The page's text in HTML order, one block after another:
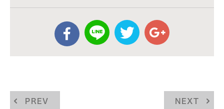
PREV NEXT